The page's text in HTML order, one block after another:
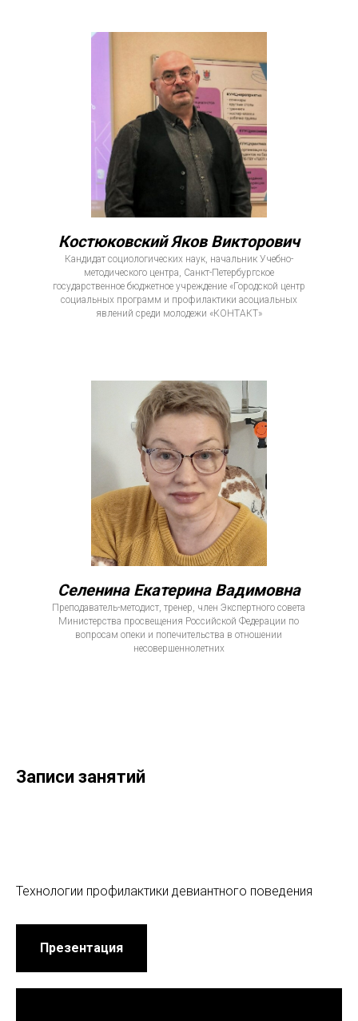
Костюковский Яков Викторович
Кандидат социологических наук, начальник Учебно-
методического центра, Санкт-Петербургское
государственное бюджетное учреждение «Городской центр
социальных программ и профилактики асоциальных
явлений среди молодежи «КОНТАКТ»
Селенина Екатерина Вадимовна
Преподаватель-методист, тренер, член Экспертного совета
Министерства просвещения Российской Федерации по
вопросам опеки и попечительства в отношении
несовершеннолетних
Записи занятий
Технологии профилактики девиантного поведения
Презентация